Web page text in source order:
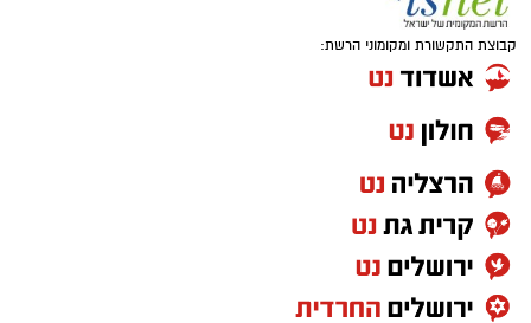
קבוצת התקשורת ומקומוני הרשת: